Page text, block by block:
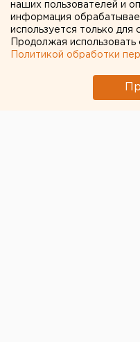
застроят
← НОВОСТИ
наших пользователей и
информация
используется только для
Продолжая
Политикой обработки